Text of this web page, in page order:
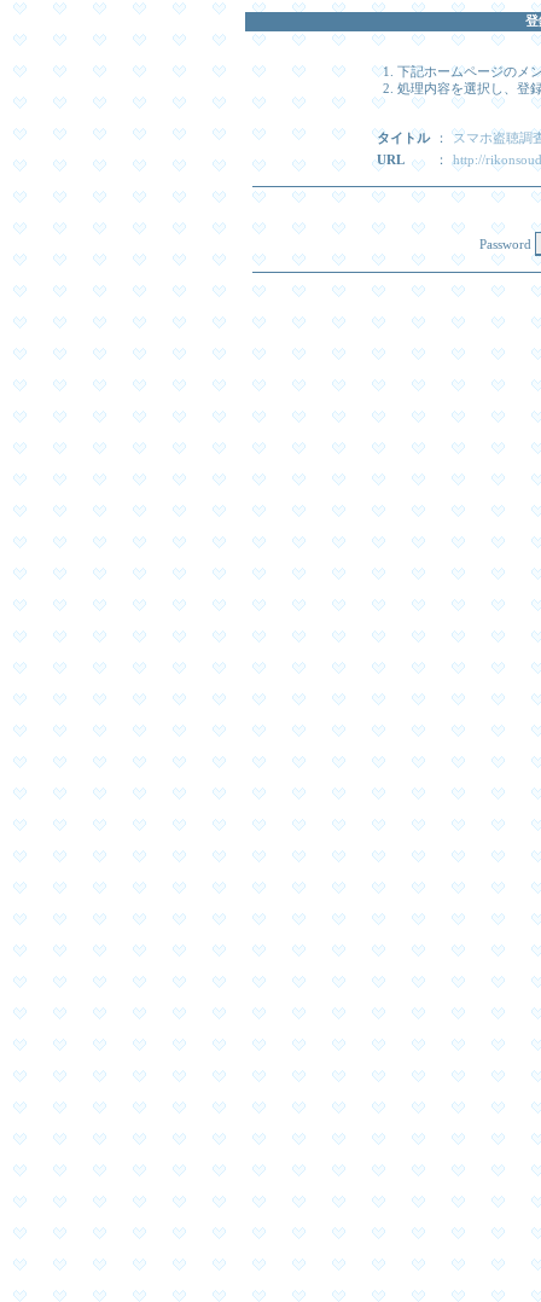
登
下記ホームページのメ
処理内容を選択し、登
タイトル ：
スマホ盗聴調
URL
： http://
Password